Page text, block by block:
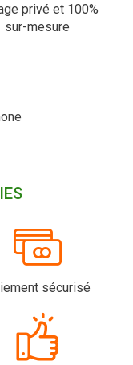
privé et 100%
sur-mesure
sécurisé